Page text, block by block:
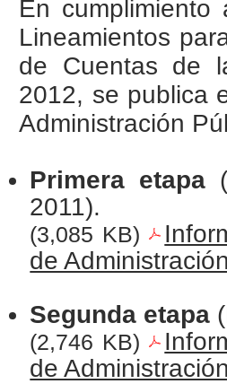
En
Lineamientos
de Cuentas de
2012, se publica
Administración
Primera etapa
2011).
(3,085 KB)
de
Segunda etapa
(2,746 KB)
de